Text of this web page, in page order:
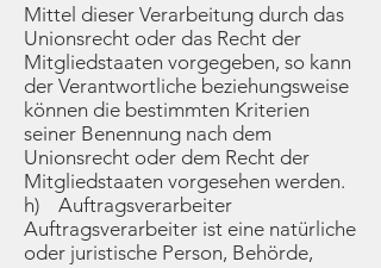
Mittel dieser Verarbeitung durch das
Unionsrecht oder das Recht der
Mitgliedstaaten vorgegeben, so kann
der Verantwortliche beziehungsweise
können die bestimmten Kriterien
seiner Benennung nach dem
Unionsrecht oder dem Recht der
Mitgliedstaaten vorgesehen werden.
h) Auftragsverarbeiter
Auftragsverarbeiter ist eine natürliche
oder juristische Person, Behörde,